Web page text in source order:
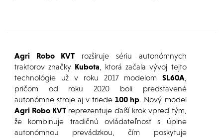
Agri Robo KVT rozširuje sériu autonómnych
traktorov značky Kubota , ktorá začala vývoj tejto
technológie už v roku 2017 modelom SL60A
pričom od roku 2020 boli predstavené
autonómne stroje aj v triede100 hp. Nový model
Agri Robo KVTreprezentuje ďalší krok vpred tým,
že kombinuje tradičnú ovládateľnosť s úplne
autonómnou prevádzkou, čím poskytuje